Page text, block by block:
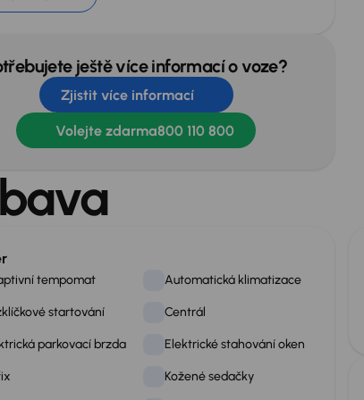
ještě více informací o voze?
Zjistit více informací
Volejte zdarma800 110 800
tempomat Automatická klimatizace
startování Centrál
parkovací brzda Elektrické stahování oken
Kožené sedačky